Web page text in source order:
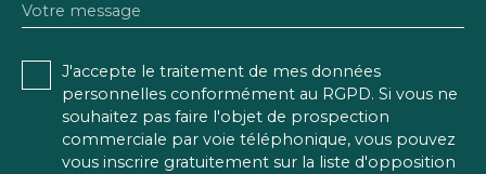
Votre message
J'accepte le traitement de mes données
personnelles conformément au RGPD. Si vous ne
souhaitez pas faire l'objet de prospection
commerciale par voie téléphonique, vous pouvez
vous inscrire gratuitement sur la liste d'opposition